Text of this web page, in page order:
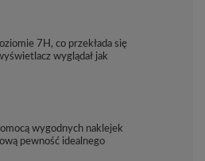
7H, co przekłada się
wyglądał jak
wygodnych naklejek
pewność idealnego